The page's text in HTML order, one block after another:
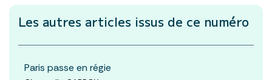
Les autres articles issus de ce numéro
Paris passe en régie